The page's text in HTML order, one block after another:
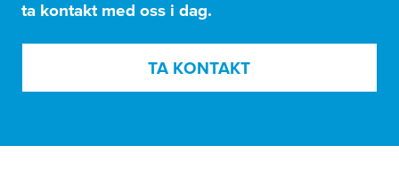
ta kontakt med oss i dag.
TA KONTAKT